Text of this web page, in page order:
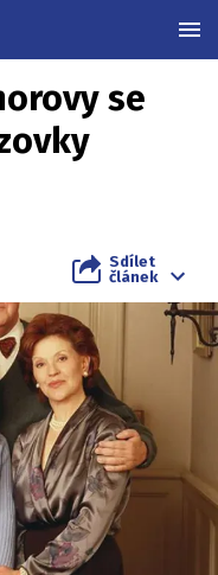
se
Sdílet
článek